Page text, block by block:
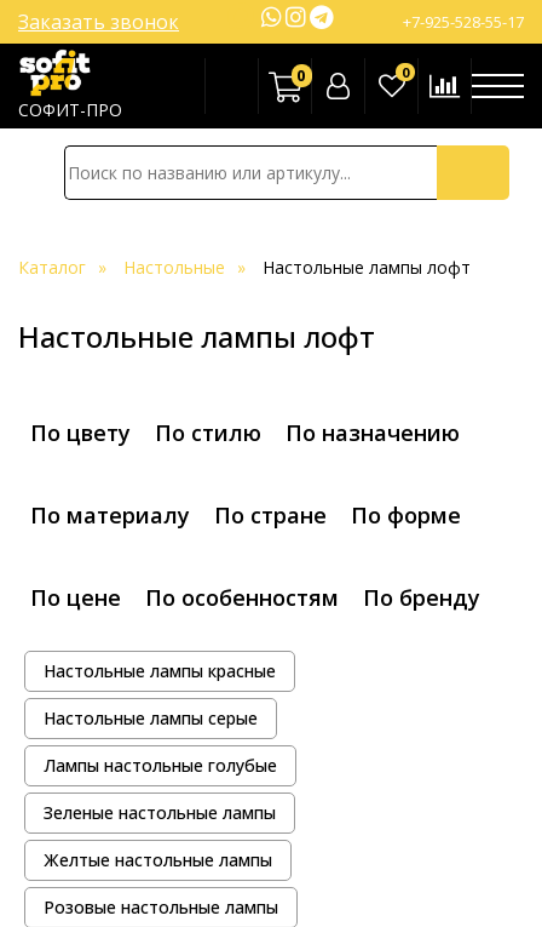
СОФИТ-ПРО
+7-925-528-55-17
Заказать звонок
0 0
Каталог Настольные Настольные лампы лофт
Настольные лампы лофт
По цвету По стилю По назначению
По материалу По стране По форме
По цене По особенностям По бренду
Настольные лампы красные
Настольные лампы серые
Лампы настольные голубые
Зеленые настольные лампы
Желтые настольные лампы
Розовые настольные лампы